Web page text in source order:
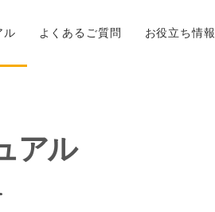
ル よくあるご質問 お役立ち情報
アル